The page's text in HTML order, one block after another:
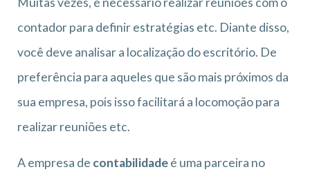
contador para definir estratégias etc. Diante disso,
você deve analisar a localização do escritório. De
preferência para aqueles que são mais próximos da
sua empresa, pois isso facilitará a locomoção para
realizar reuniões etc.
A empresa de contabilidadeé uma parceira no